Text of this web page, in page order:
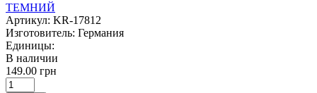
ТЕМНИЙ
Артикул: KR-17812
Изготовитель: Германия
Единицы:
В наличии
149.00 грн